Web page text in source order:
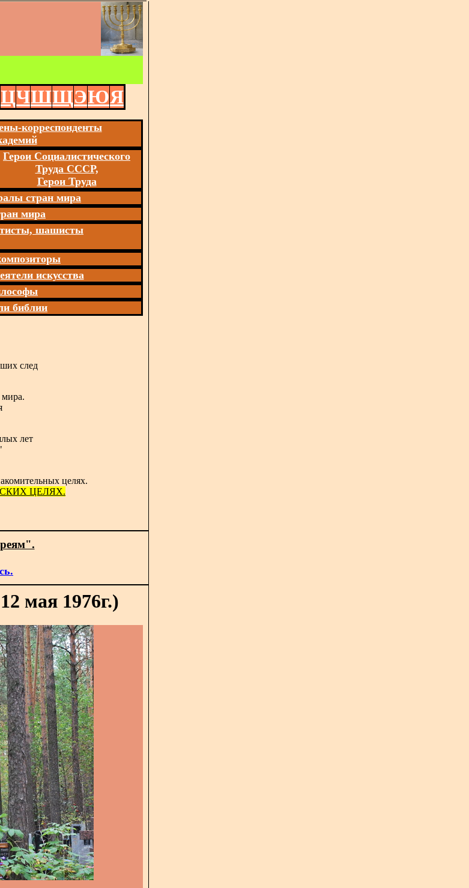
ЦЧШЩЭЮЯ
корреспонденты
Герои Социалистического
Труда СССР,
Герои Труда
стран мира
мира
шашисты
искусства
библии
след
мира.
лет
целях.
ЦЕЛЯХ.
мая 1976г.)